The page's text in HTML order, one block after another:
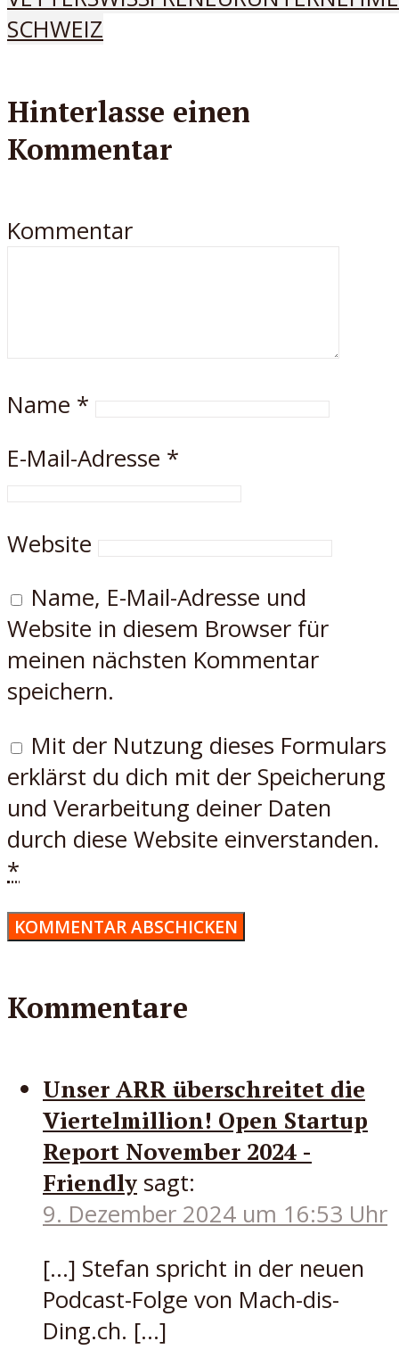
SCHWEIZ
Hinterlasse einen
Kommentar
Kommentar
Name *
E-Mail-Adresse *
Website
Name, E-Mail-Adresse und
Website in diesem Browser für
meinen nächsten Kommentar
speichern.
Mit der Nutzung dieses Formulars
erklärst du dich mit der Speicherung
und Verarbeitung deiner Daten
durch diese Website einverstanden.
*
Kommentare
Unser ARR überschreitet die
Viertelmillion! Open Startup
Report November 2024 -
Friendly sagt:
9. Dezember 2024 um 16:53 Uhr
[…] Stefan spricht in der neuen
Podcast-Folge von Mach-dis-
Ding.ch. […]